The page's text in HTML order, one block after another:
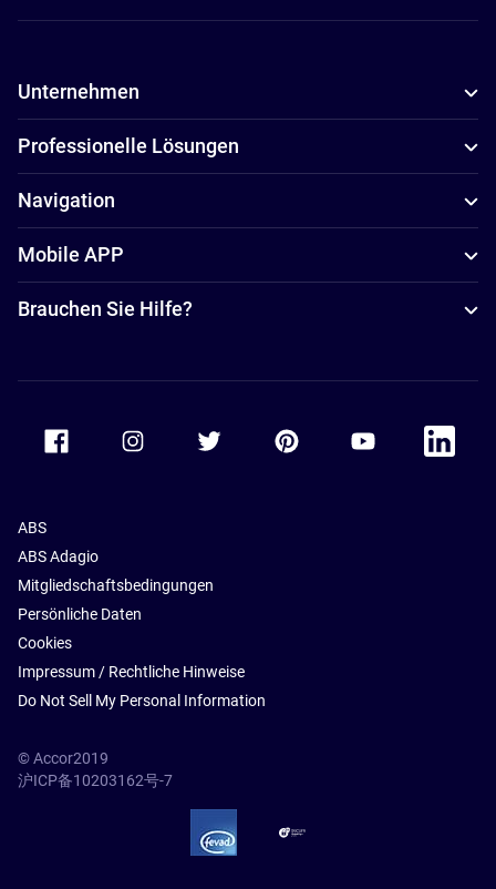
Unternehmen
Professionelle Lösungen
Navigation
Mobile APP
Brauchen Sie Hilfe?
Accor Facebook Accor TwitterAccor PinterestAccor Youtube
Accor
ABS
ABS Adagio
Mitgliedschaftsbedingungen
Persönliche Daten
Cookies
Impressum / Rechtliche Hinweise
Do Not Sell My Personal Information
© Accor2019
沪ICP备10203162号-7